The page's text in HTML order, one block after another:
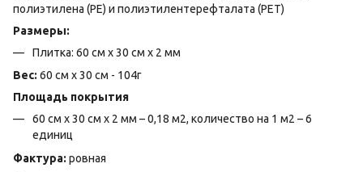
полиэтилена (PE) и полиэтилентерефталата (PET)
Размеры:
Плитка: 60 см х 30 см х 2 мм
Вес: 60 см х 30 см - 104г
Площадь покрытия
60 см х 30 см х 2 мм – 0,18 м2, количество на 1 м2 – 6
единиц
Фактура: ровная